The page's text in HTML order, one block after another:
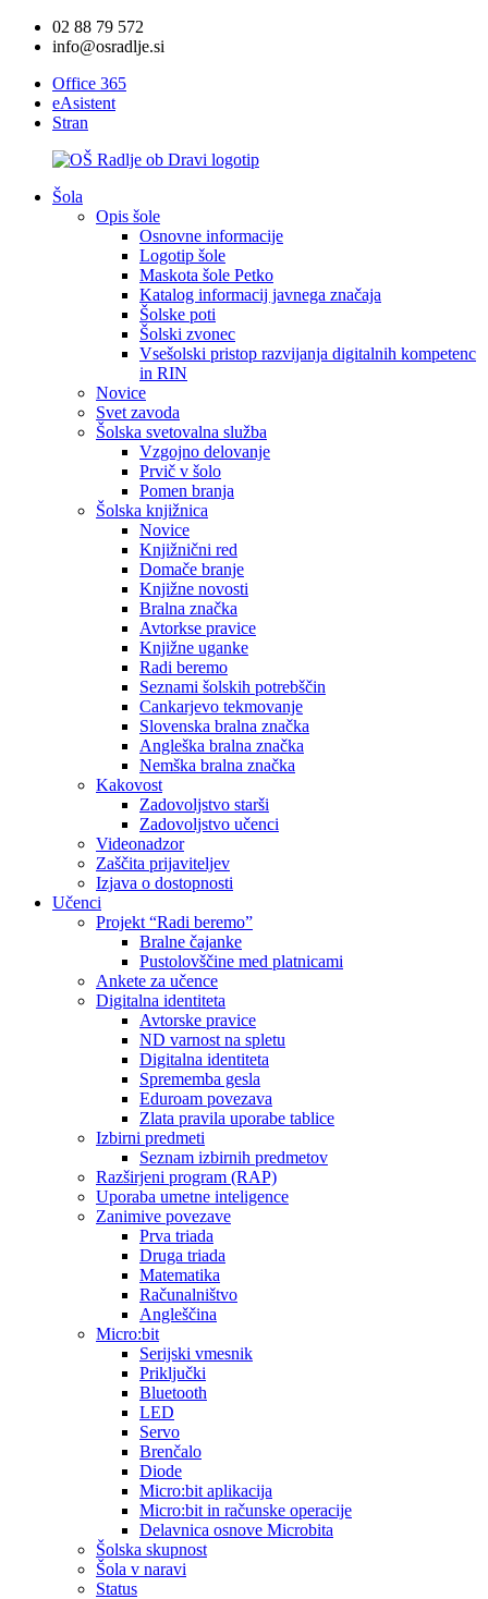
02 88 79 572
info@osradlje.si
Office 365
eAsistent
Stran
Šola
Opis šole
Osnovne informacije
Logotip šole
Maskota šole Petko
Katalog informacij javnega značaja
Šolske poti
Šolski zvonec
Vsešolski pristop razvijanja digitalnih kompetenc
in RIN
Novice
Svet zavoda
Šolska svetovalna služba
Vzgojno delovanje
Prvič v šolo
Pomen branja
Šolska knjižnica
Novice
Knjižnični red
Domače branje
Knjižne novosti
Bralna značka
Avtorkse pravice
Knjižne uganke
Radi beremo
Seznami šolskih potrebščin
Cankarjevo tekmovanje
Slovenska bralna značka
Angleška bralna značka
Nemška bralna značka
Kakovost
Zadovoljstvo starši
Zadovoljstvo učenci
Videonadzor
Zaščita prijaviteljev
Izjava o dostopnosti
Učenci
Projekt “Radi beremo”
Bralne čajanke
Pustolovščine med platnicami
Ankete za učence
Digitalna identiteta
Avtorske pravice
ND varnost na spletu
Digitalna identiteta
Sprememba gesla
Eduroam povezava
Zlata pravila uporabe tablice
Izbirni predmeti
Seznam izbirnih predmetov
Razširjeni program (RAP)
Uporaba umetne inteligence
Zanimive povezave
Prva triada
Druga triada
Matematika
Računalništvo
Angleščina
Micro:bit
Serijski vmesnik
Priključki
Bluetooth
LED
Servo
Brenčalo
Diode
Micro:bit aplikacija
Micro:bit in računske operacije
Delavnica osnove Microbita
Šolska skupnost
Šola v naravi
Status